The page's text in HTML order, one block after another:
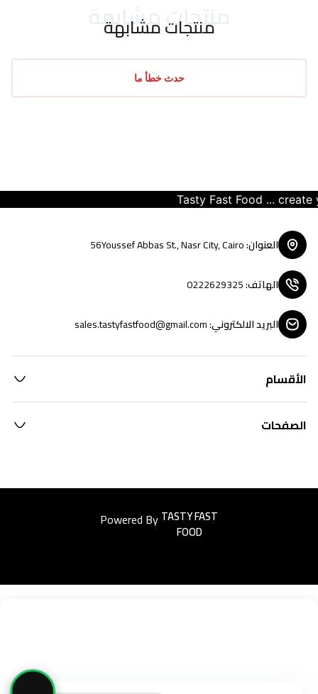
منتجات مشابهة
منتجات مشابهة
حدث خطأ ما
Tasty Fast Food ... create your
العنوان:
56Youssef Abbas St., Nasr City, Cairo
الهاتف:
0222629325
البريد الالكتروني:
sales.tastyfastfood@gmail.com
الأقسام
الصفحات
Powered ByEasyorders